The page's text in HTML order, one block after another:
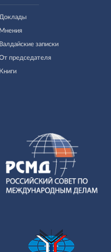
Мнения
Валдайские записки
председателя
Книги